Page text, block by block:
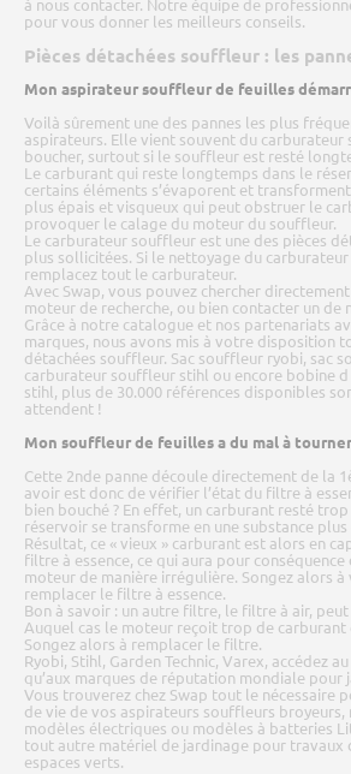
à nous contacter. Notre équipe de
pour vous donner les meilleurs conseils.
Pièces détachées souffleur : les
Mon aspirateur souffleur de feuilles
Voilà sûrement une des pannes les plus
aspirateurs. Elle vient souvent du
boucher, surtout si le souffleur est resté
Le carburant qui reste longtemps dans le
certains éléments s’évaporent et
plus épais et visqueux qui peut obstruer le
provoquer le calage du moteur du souffleur.
Le carburateur souffleur est une des pièces
plus sollicitées. Si le nettoyage du carburateur
remplacez tout le carburateur.
Avec Swap, vous pouvez chercher
moteur de recherche, ou bien contacter un de
Grâce à notre catalogue et nos partenariats
marques, nous avons mis à votre disposition
détachées souffleur. Sac souffleur ryobi, sac
carburateur souffleur stihl ou encore bobine
stihl, plus de 30.000 références disponibles
attendent !
Mon souffleur de feuilles a du mal à tourner
Cette 2nde panne découle directement de la
avoir est donc de vérifier l’état du filtre à
bien bouché ? En effet, un carburant resté
réservoir se transforme en une substance
Résultat, ce « vieux » carburant est alors en
filtre à essence, ce qui aura pour
moteur de manière irrégulière. Songez alors
remplacer le filtre à essence.
Bon à savoir : un autre filtre, le filtre à air,
Auquel cas le moteur reçoit trop de carburant
Songez alors à remplacer le filtre.
Ryobi, Stihl, Garden Technic, Varex, accédez
qu’aux marques de réputation mondiale pour
Vous trouverez chez Swap tout le nécessaire
de vie de vos aspirateurs souffleurs broyeurs,
modèles électriques ou modèles à batteries
tout autre matériel de jardinage pour travaux
espaces verts.